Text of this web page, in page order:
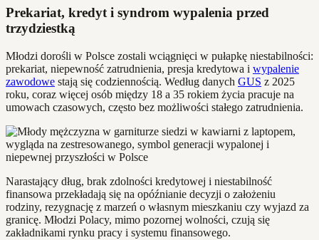
Prekariat, kredyt i syndrom wypalenia przed
trzydziestką
Młodzi dorośli w Polsce zostali wciągnięci w pułapkę niestabilności:
prekariat, niepewność zatrudnienia, presja kredytowa i wypalenie
zawodowe stają się codziennością. Według danych GUS z 2025
roku, coraz więcej osób między 18 a 35 rokiem życia pracuje na
umowach czasowych, często bez możliwości stałego zatrudnienia.
Narastający dług, brak zdolności kredytowej i niestabilność
finansowa przekładają się na opóźnianie decyzji o założeniu
rodziny, rezygnację z marzeń o własnym mieszkaniu czy wyjazd za
granicę. Młodzi Polacy, mimo pozornej wolności, czują się
zakładnikami rynku pracy i systemu finansowego.